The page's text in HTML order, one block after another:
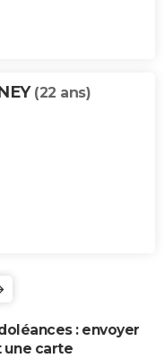
(22 ans)
: envoyer
carte